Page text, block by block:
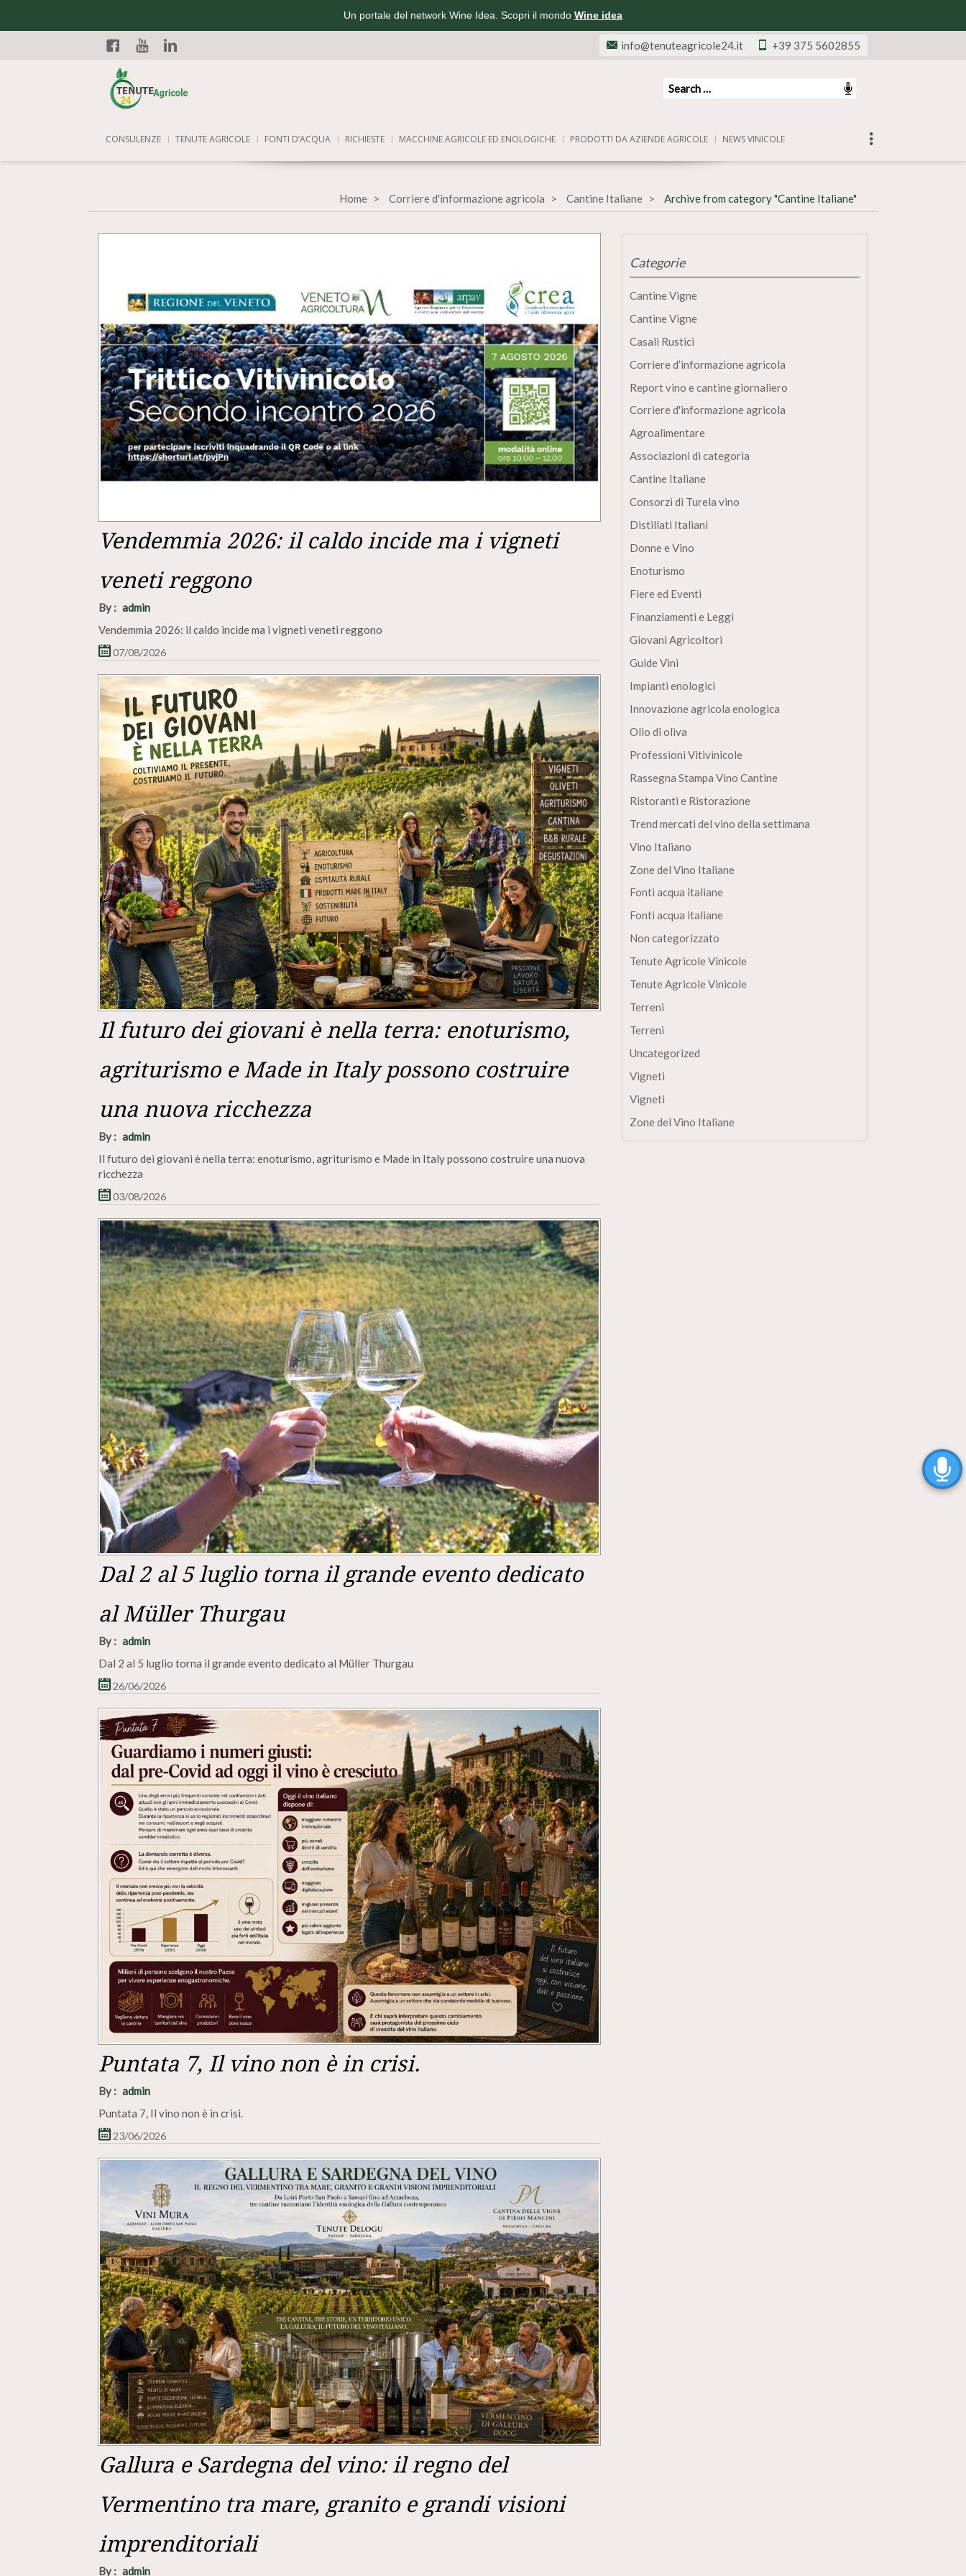
Un portale del network Wine Idea. Scopri il mondo Wine idea
Facebook
+39 375 5602855
info@tenuteagricole24.it
CONSULENZE TENUTE AGRICOLE FONTI D’ACQUA RICHIESTE MACCHINE AGRICOLE ED ENOLOGICHE PRODOTTI DA AZIENDE AGRICOLE NEWS VINICOLE
Home Corriere d'informazione agricola Cantine Italiane Archive from category "Cantine Italiane"
Vendemmia 2026: il caldo incide ma i vigneti
veneti reggono
By : admin
Vendemmia 2026: il caldo incide ma i vigneti veneti reggono
07/08/2026
Il futuro dei giovani è nella terra: enoturismo,
agriturismo e Made in Italy possono costruire
una nuova ricchezza
By : admin
Il futuro dei giovani è nella terra: enoturismo, agriturismo e Made in Italy possono costruire una nuova
ricchezza
03/08/2026
Dal 2 al 5 luglio torna il grande evento dedicato
al Müller Thurgau
By : admin
Dal 2 al 5 luglio torna il grande evento dedicato al Müller Thurgau
26/06/2026
Puntata 7, Il vino non è in crisi.
By : admin
Puntata 7, Il vino non è in crisi.
23/06/2026
Gallura e Sardegna del vino: il regno del
Vermentino tra mare, granito e grandi visioni
imprenditoriali
By : admin
Categorie
Cantine Vigne
Cantine Vigne
Casali Rustici
Corriere d’informazione agricola
Report vino e cantine giornaliero
Corriere d'informazione agricola
Agroalimentare
Associazioni di categoria
Cantine Italiane
Consorzi di Turela vino
Distillati Italiani
Donne e Vino
Enoturismo
Fiere ed Eventi
Finanziamenti e Leggi
Giovani Agricoltori
Guide Vini
Impianti enologici
Innovazione agricola enologica
Olio di oliva
Professioni Vitivinicole
Rassegna Stampa Vino Cantine
Ristoranti e Ristorazione
Trend mercati del vino della settimana
Vino Italiano
Zone del Vino Italiane
Fonti acqua italiane
Fonti acqua italiane
Non categorizzato
Tenute Agricole Vinicole
Tenute Agricole Vinicole
Terreni
Terreni
Uncategorized
Vigneti
Vigneti
Zone del Vino Italiane